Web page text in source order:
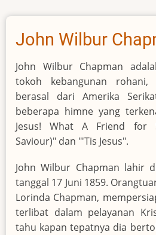
John Wilbur
John Wilbur Chapman
tokoh kebangunan
berasal dari Amerika
beberapa himne yang
Jesus! What A Friend for
Saviour)" dan "'Tis Jesus".
John Wilbur Chapman lahir
tanggal 17 Juni 1859.
Lorinda Chapman,
terlibat dalam pelayanan
tahu kapan tepatnya dia